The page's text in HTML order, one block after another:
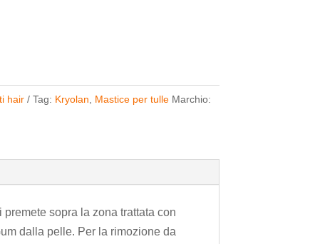
hair Tag: Kryolan Mastice per tulle Marchio:
sopra la zona trattata con
dalla pelle. Per la rimozione da